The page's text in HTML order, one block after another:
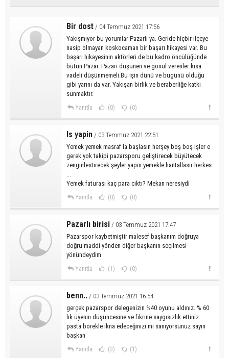
Bir dost / 04 Temmuz 2021 17:56
Yakışmıyor bu yorumlar Pazarlı ya. Geride hiçbir ilçeye
nasip olmayan koskocaman bir başarı hikayesi var. Bu
başarı hikayesinin aktörleri de bu kadro öncülüğünde
bütün Pazar. Pazarı düşünen ve gönül verenler kısa
vadeli düşünmemeli.Bu işin dünü ve bugünü olduğu
gibi yarını da var. Yakışan birlik ve beraberliğe katkı
sunmaktır.
Yanıtla (0) (0)
Is yapin / 03 Temmuz 2021 22:51
Yemek yemek masraf la başlasın herşey boş boş işler e
gerek yok takipi pazarsporu geliştirecek büyütecek
zenginlestirecek şeyler yapın yemekle hantallasir herkes
...
Yemek faturası kaç para cıktı? Mekan neresiydi
Yanıtla (0) (0)
Pazarlı birisi / 03 Temmuz 2021 17:47
Pazarspor kaybetmiştir malesef başkanım doğruya
doğru maddi yönden diğer başkanın seçilmesi
yönündeydim
Yanıtla (1) (0)
benn.. / 03 Temmuz 2021 16:54
gerçek pazarspor delegenizin %40 oyunu aldınız. % 60
lık üyenin düşüncesine ve fikrine saygısızlık ettiniz.
pasta börekle ikna edeceğinizi mi sanıyorsunuz sayın
başkan
Yanıtla (3) (1)